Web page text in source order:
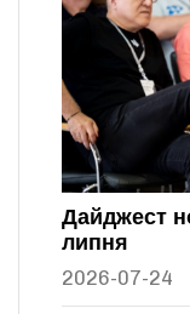
Дайджест
липня
2026-07-24